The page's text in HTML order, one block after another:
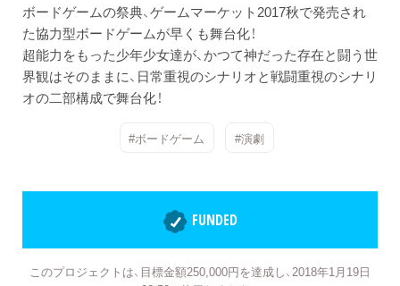
ボードゲームの祭典、ゲームマーケット2017秋で発売され
た協力型ボードゲームが早くも舞台化！
超能力をもった少年少女達が、かつて神だった存在と闘う世
界観はそのままに、日常重視のシナリオと戦闘重視のシナリ
オの二部構成で舞台化！
#ボードゲーム #演劇
FUNDED
このプロジェクトは、目標金額250,000円を達成し、2018年1月19日